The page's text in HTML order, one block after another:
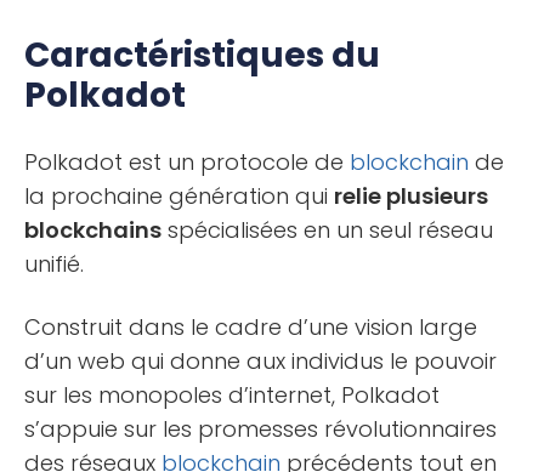
Caractéristiques du
Polkadot
Polkadot est un protocole de blockchain de
la prochaine génération qui relie plusieurs
blockchains spécialisées en un seul réseau
unifié.
Construit dans le cadre d’une vision large
d’un web qui donne aux individus le pouvoir
sur les monopoles d’internet, Polkadot
s’appuie sur les promesses révolutionnaires
des réseaux blockchain précédents tout en